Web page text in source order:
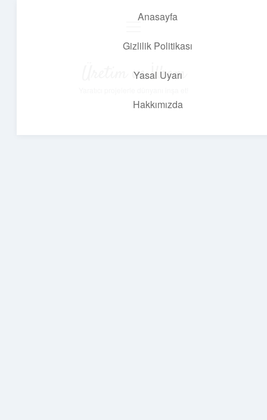
Anasayfa
Gizlilik Politikası
Yasal Uyarı
Hakkımızda
Üretim ve İlham